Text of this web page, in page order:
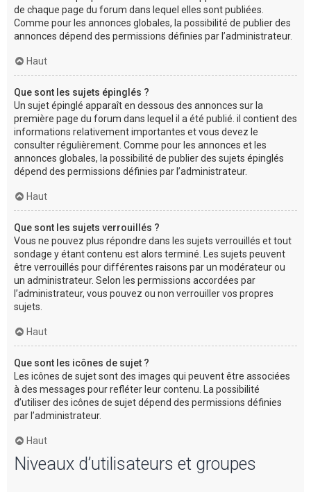
de chaque page du forum dans lequel elles sont publiées.
Comme pour les annonces globales, la possibilité de publier des
annonces dépend des permissions définies par l’administrateur.
Haut
Que sont les sujets épinglés ?
Un sujet épinglé apparaît en dessous des annonces sur la
première page du forum dans lequel il a été publié. il contient des
informations relativement importantes et vous devez le
consulter régulièrement. Comme pour les annonces et les
annonces globales, la possibilité de publier des sujets épinglés
dépend des permissions définies par l’administrateur.
Haut
Que sont les sujets verrouillés ?
Vous ne pouvez plus répondre dans les sujets verrouillés et tout
sondage y étant contenu est alors terminé. Les sujets peuvent
être verrouillés pour différentes raisons par un modérateur ou
un administrateur. Selon les permissions accordées par
l’administrateur, vous pouvez ou non verrouiller vos propres
sujets.
Haut
Que sont les icônes de sujet ?
Les icônes de sujet sont des images qui peuvent être associées
à des messages pour refléter leur contenu. La possibilité
d’utiliser des icônes de sujet dépend des permissions définies
par l’administrateur.
Haut
Niveaux d’utilisateurs et groupes